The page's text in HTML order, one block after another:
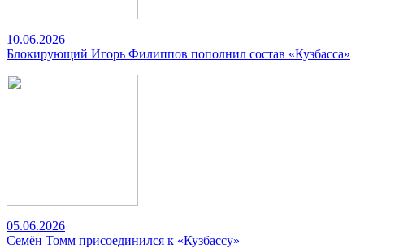
10.06.2026
Блокирующий Игорь Филиппов пополнил состав «Кузбасса»
05.06.2026
Семён Томм присоединился к «Кузбассу»